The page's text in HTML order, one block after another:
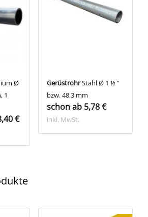
Ø
1
€
GerüstrohrStahl Ø 1 ½ “
bzw. 48,3 mm
schon ab 5,78 €
inkl. MwSt.